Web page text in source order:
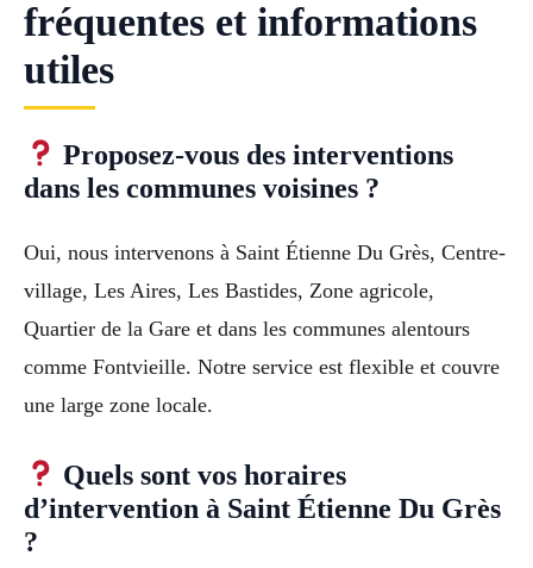
fréquentes et informations
utiles
Proposez-vous des interventions
dans les communes voisines ?
Oui, nous intervenons à Saint Étienne Du Grès, Centre-
village, Les Aires, Les Bastides, Zone agricole,
Quartier de la Gare et dans les communes alentours
comme Fontvieille. Notre service est flexible et couvre
une large zone locale.
Quels sont vos horaires
d’intervention à Saint Étienne Du Grès
?